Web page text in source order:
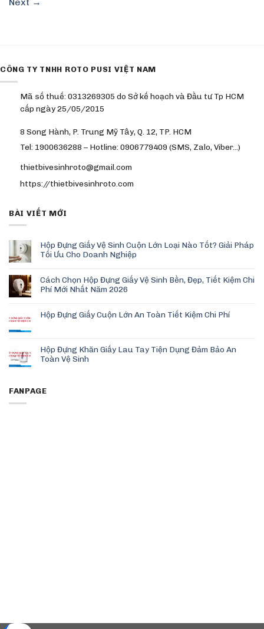
CÔNG TY TNHH ROTO PUSI VIỆT NAM
Mã số thuế: 0313269305 do Sở kế hoạch và Đầu tư Tp HCM
cấp ngày 25/05/2015
8 Song Hành, P. Trung Mỹ Tây, Q. 12, TP. HCM
Tel: 1900636288 – Hotline: 0906779409 (SMS, Zalo, Viber…)
thietbivesinhroto@gmail.com
https://thietbivesinhroto.com
BÀI VIẾT MỚI
Hộp Đựng Giấy Vệ Sinh Cuộn Lớn Loại Nào Tốt? Giải Pháp
Tối Ưu Cho Doanh Nghiệp
Cách Chọn Hộp Đựng Giấy Vệ Sinh Bền, Đẹp, Tiết Kiệm Chi
Phí Mới Nhất Năm 2026
Hộp Đựng Giấy Cuộn Lớn An Toàn Tiết Kiệm Chi Phí
Hộp Đựng Khăn Giấy Lau Tay Tiện Dụng Đảm Bảo An
Toàn Vệ Sinh
FANPAGE